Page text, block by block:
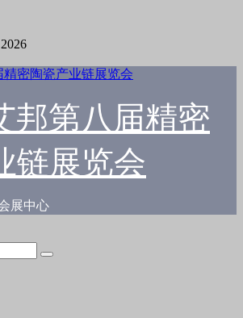
邦第八届精密
链展览会
展中心